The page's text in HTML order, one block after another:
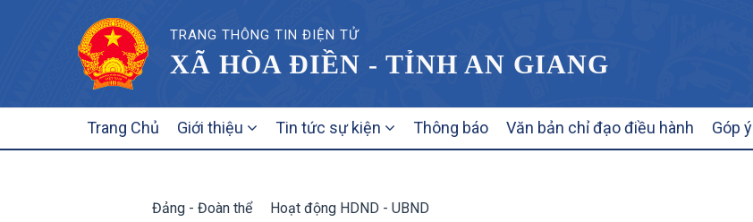
TRANG THÔNG TIN ĐIỆN TỬ
XÃ HÒA ĐIỀN - TỈNH AN GIANG
NAVIGATION
Trang Chủ Giới thiệu Tin tức sự kiện Thông báo Văn bản chỉ đạo điều hành Góp ý
Đảng - Đoàn thể Hoạt động HDND - UBND